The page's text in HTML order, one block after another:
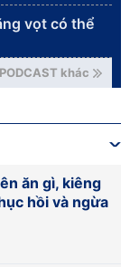
vọt có thể
khác
ăn gì, kiêng
hồi và ngừa